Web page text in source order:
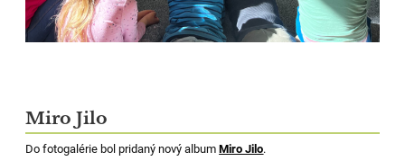
Miro Jilo
Do fotogalérie bol pridaný nový albumMiro Jilo.